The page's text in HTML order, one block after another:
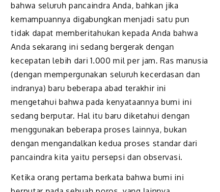
bahwa seluruh pancaindra Anda, bahkan jika
kemampuannya digabungkan menjadi satu pun
tidak dapat memberitahukan kepada Anda bahwa
Anda sekarang ini sedang bergerak dengan
kecepatan lebih dari 1.000 mil per jam. Ras manusia
(dengan mempergunakan seluruh kecerdasan dan
indranya) baru beberapa abad terakhir ini
mengetahui bahwa pada kenyataannya bumi ini
sedang berputar. Hal itu baru diketahui dengan
menggunakan beberapa proses lainnya, bukan
dengan mengandalkan kedua proses standar dari
pancaindra kita yaitu persepsi dan observasi.
Ketika orang pertama berkata bahwa bumi ini